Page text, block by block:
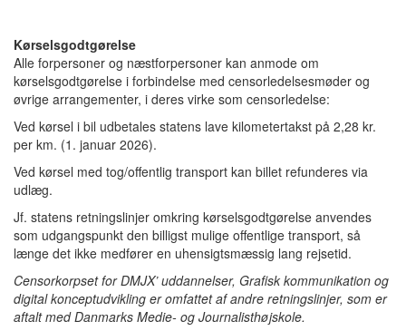
Kørselsgodtgørelse
Alle forpersoner og næstforpersoner kan anmode om
kørselsgodtgørelse i forbindelse med censorledelsesmøder og
øvrige arrangementer, i deres virke som censorledelse:
Ved kørsel i bil udbetales statens lave kilometertakst på 2,28 kr.
per km. (1. januar 2026).
Ved kørsel med tog/offentlig transport kan billet refunderes via
udlæg.
Jf. statens retningslinjer omkring kørselsgodtgørelse anvendes
som udgangspunkt den billigst mulige offentlige transport, så
længe det ikke medfører en uhensigtsmæssig lang rejsetid.
Censorkorpset for DMJX’ uddannelser, Grafisk kommunikation og
digital konceptudvikling er omfattet af andre retningslinjer, som er
aftalt med Danmarks Medie- og Journalisthøjskole.